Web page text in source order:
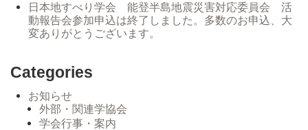
日本地すべり学会 能登半島地震災害対応委員会 活
動報告会参加申込は終了しました。多数のお申込、大
変ありがとうございます。
Categories
お知らせ
外部・関連学協会
学会行事・案内